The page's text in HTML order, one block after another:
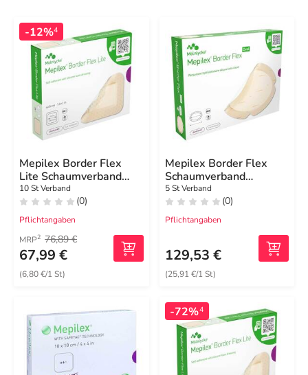
-12%4
Mepilex Border Flex
Lite Schaumverband
4x5 cm
10 St Verband
(0)
Pflichtangaben
MRP2 76,89 €
67,99 €
(6,80 €/1 St)
Mepilex Border Flex
Schaumverband
haft.7,8x10 cm oval
5 St Verband
(0)
Pflichtangaben
129,53 €
(25,91 €/1 St)
-72%4